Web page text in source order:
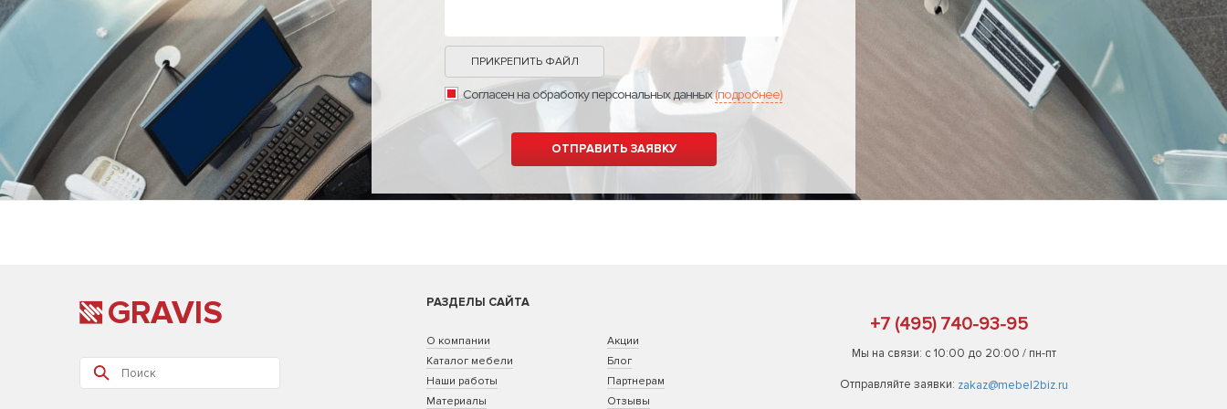
ПРИКРЕПИТЬ ФАЙЛ
Согласен на обработку персональных данных(подробнее)
GRAVIS РАЗДЕЛЫ САЙТА
О компании
Каталог мебели
Наши работы
Материалы
Акции
Блог
Партнерам
Отзывы
+7 (495) 740-93-95
Мы на связи: с 10:00 до 20:00 / пн-пт
Отправляйте заявки: zakaz@mebel2biz.ru